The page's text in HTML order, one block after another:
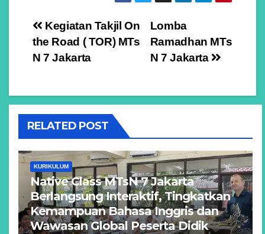
Navigasi
pos
Lomba
Ramadhan MTs
N 7 Jakarta
Kegiatan Takjil On
the Road ( TOR) MTs
N 7 Jakarta
RELATED POST
KURIKULUM
Native Class MTsN 7 Jakarta
Berlangsung Interaktif, Tingkatkan
Kemampuan Bahasa Inggris dan
Wawasan Global Peserta Didik